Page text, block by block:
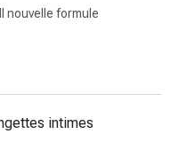
nouvelle formule
intimes